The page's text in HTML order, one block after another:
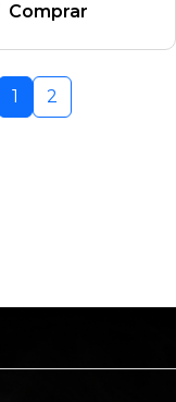
Comprar
1 2